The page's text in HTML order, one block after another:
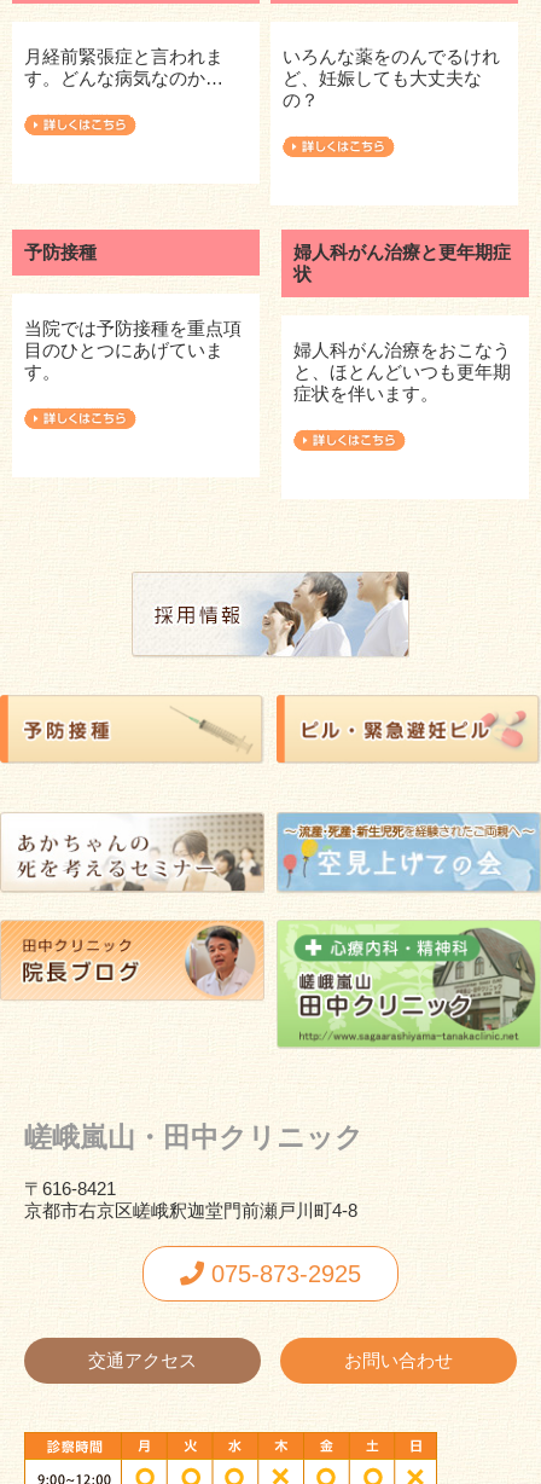
月経前緊張症と言われま
す。どんな病気なのか…
いろんな薬をのんでるけれ
ど、妊娠しても大丈夫な
の？
予防接種
当院では予防接種を重点項
目のひとつにあげていま
す。
婦人科がん治療と更年期症
状
婦人科がん治療をおこなう
と、ほとんどいつも更年期
症状を伴います。
嵯峨嵐山・田中クリニック
〒616-8421
京都市右京区嵯峨釈迦堂門前瀬戸川町4-8
075-873-2925
交通アクセス お問い合わせ